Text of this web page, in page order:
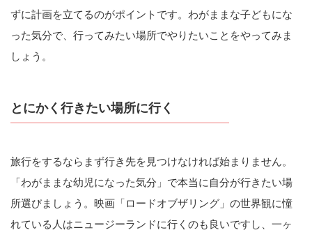
ずに計画を立てるのがポイントです。わがままな子どもにな
った気分で、行ってみたい場所でやりたいことをやってみま
しょう。
とにかく行きたい場所に行く
旅行をするならまず行き先を見つけなければ始まりません。
「わがままな幼児になった気分」で本当に自分が行きたい場
所選びましょう。映画「ロードオブザリング」の世界観に憧
れている人はニュージーランドに行くのも良いですし、一ヶ